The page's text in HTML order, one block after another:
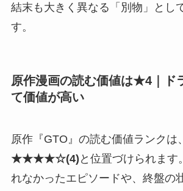
結末も大きく異なる「別物」とし
す。
原作漫画の読む価値は★4｜ド
て価値が高い
原作『GTO』の読む価値ランクは
★★★★☆(4) と位置づけられます
れなかったエピソードや、終盤の